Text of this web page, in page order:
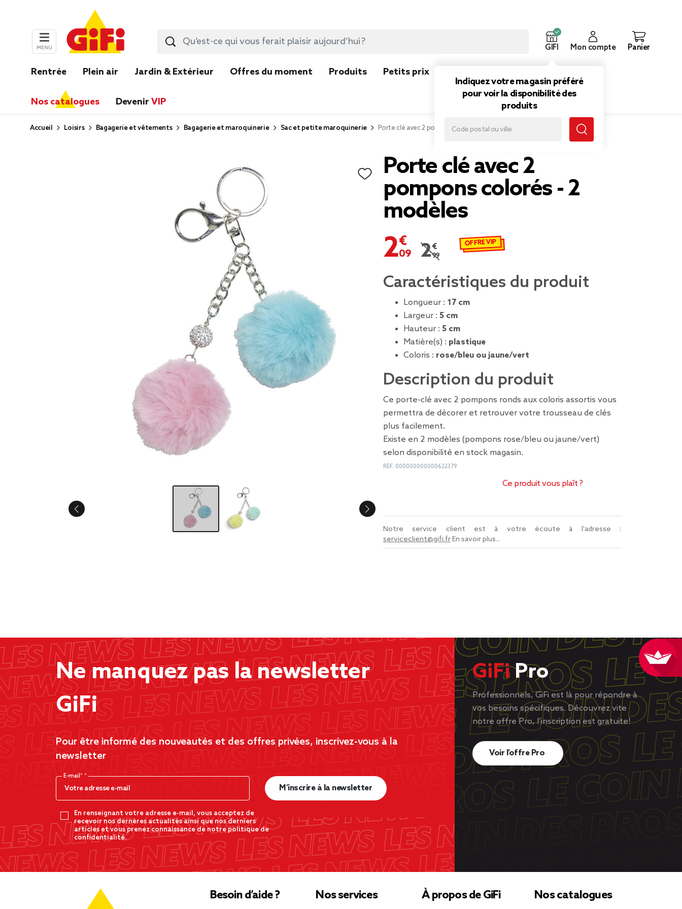
MENU GIFI
Indiquez votre magasin préféré
pour voir la disponibilité des
produits
Mon compte Panier
Rentrée Plein air Jardin & Extérieur Offres du moment Produits Petits prix
Nos catalogues Devenir VIP
Accueil Loisirs Bagagerie et vêtements Bagagerie et maroquinerie Sac et petite maroquinerie Porte clé avec 2 pompons colorés - 2 modèles
Porte clé avec 2
pompons colorés - 2
modèles
2,09 €
Prix remisé de 2,99 € à 2,09 €
2,99 €
OFFRE VIP
Caractéristiques du produit
Longueur : 17 cm
Largeur : 5 cm
Hauteur : 5 cm
Matière(s) : plastique
Coloris : rose/bleu ou jaune/vert
Description du produit
Ce porte-clé avec 2 pompons ronds aux coloris assortis vous
permettra de décorer et retrouver votre trousseau de clés
plus facilement.
Existe en 2 modèles (pompons rose/bleu ou jaune/vert)
selon disponibilité en stock magasin.
REF. 000000000000622379
Ce produit vous plaît ?
Notre service client est à votre écoute à l'adresse :
serviceclient@gifi.frEn savoir plus...
Ne manquez pas la newsletter
GiFi
Pour être informé des nouveautés et des offres privées, inscrivez-vous à la
newsletter
E-mail*
En renseignant votre adresse e-mail, vous acceptez de
recevoir nos dernères actualités ainsi que nos derniers
articles et vous prenez connaissance de notre politique de
confidentialité.
M’inscrire à la newsletter
GiFiPro
Professionnels, GiFi est là pour répondre à
vos besoins spécifiques. Découvrez vite
notre offre Pro, l’inscription est gratuite!
Voir l’offre Pro
Besoin d’aide ? Nos services À propos de GiFi Nos catalogues